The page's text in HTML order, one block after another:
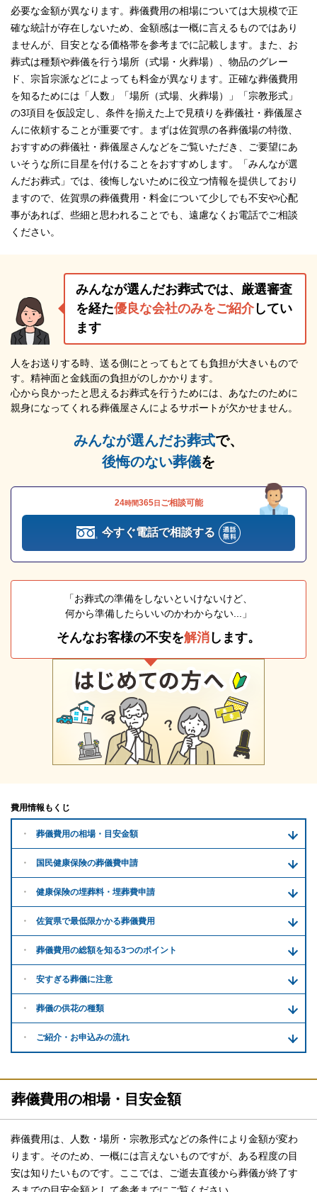
必要な金額が異なります。葬儀費用の相場については大規模で正
確な統計が存在しないため、金額感は一概に言えるものではあり
ませんが、目安となる価格帯を参考までに記載します。また、お
葬式は種類や葬儀を行う場所（式場・火葬場）、物品のグレー
ド、宗旨宗派などによっても料金が異なります。正確な葬儀費用
を知るためには「人数」「場所（式場、火葬場）」「宗教形式」
の3項目を仮設定し、条件を揃えた上で見積りを葬儀社・葬儀屋さ
んに依頼することが重要です。まずは佐賀県の各葬儀場の特徴、
おすすめの葬儀社・葬儀屋さんなどをご覧いただき、ご要望にあ
いそうな所に目星を付けることをおすすめします。「みんなが選
んだお葬式」では、後悔しないために役立つ情報を提供しており
ますので、佐賀県の葬儀費用・料金について少しでも不安や心配
事があれば、些細と思われることでも、遠慮なくお電話でご相談
ください。
みんなが選んだお葬式では、厳選審査
を経た優良な会社のみをご紹介してい
ます
人をお送りする時、送る側にとってもとても負担が大きいもので
す。精神面と金銭面の負担がのしかかります。
心から良かったと思えるお葬式を行うためには、あなたのために
親身になってくれる葬儀屋さんによるサポートが欠かせません。
みんなが選んだお葬式で、
後悔のない葬儀を
24時間365日 ご相談可能
今すぐ電話で相談する
「お葬式の準備をしないといけないけど、
何から準備したらいいのかわからない...」
そんなお客様の不安を解消 します。
費用情報もくじ
葬儀費用の相場・目安金額
国民健康保険の葬儀費申請
健康保険の埋葬料・ 埋葬費申請
佐賀県で最低限かかる葬儀費用
葬儀費用の総額を知る3つのポイント
安すぎる葬儀に注意
葬儀の供花の種類
ご紹介・ お申込みの流れ
葬儀費用の相場・目安金額
葬儀費用は、人数・場所・宗教形式などの条件により金額が変わ
ります。そのため、一概には言えないものですが、ある程度の目
安は知りたいものです。ここでは、ご逝去直後から葬儀が終了す